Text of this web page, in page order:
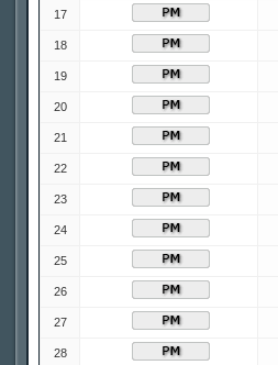
17
18
19
20
21
22
23
24
25
26
27
28